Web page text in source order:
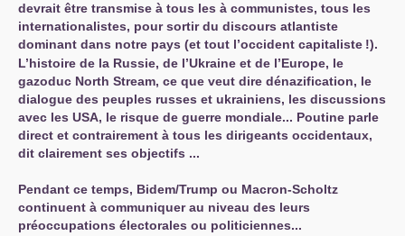
devrait être transmise à tous les à communistes, tous les
internationalistes, pour sortir du discours atlantiste
dominant dans notre pays (et tout l’occident capitaliste !).
L’histoire de la Russie, de l’Ukraine et de l’Europe, le
gazoduc North Stream, ce que veut dire dénazification, le
dialogue des peuples russes et ukrainiens, les discussions
avec les USA, le risque de guerre mondiale... Poutine parle
direct et contrairement à tous les dirigeants occidentaux,
dit clairement ses objectifs ...
Pendant ce temps, Bidem/Trump ou Macron-Scholtz
continuent à communiquer au niveau des leurs
préoccupations électorales ou politiciennes...